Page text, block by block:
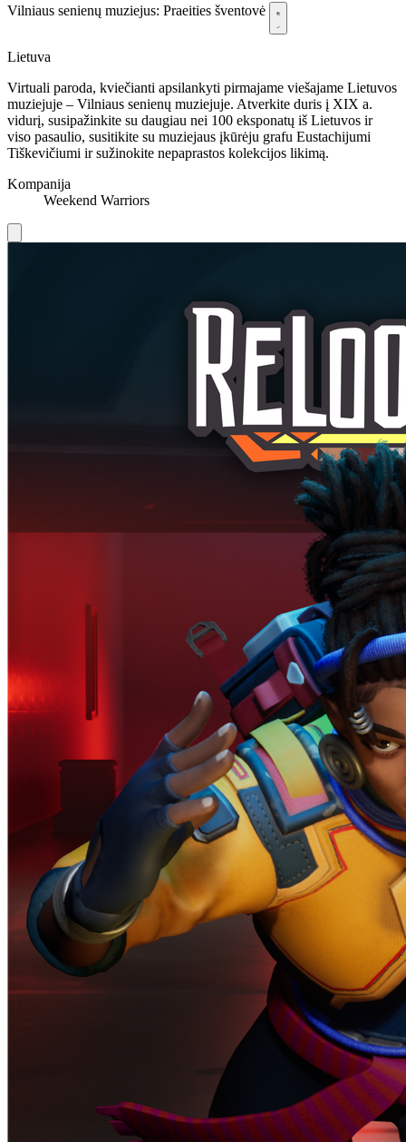
Vilniaus senienų muziejus: Praeities šventovė
Lietuva
Virtuali paroda, kviečianti apsilankyti pirmajame viešajame Lietuvos
muziejuje – Vilniaus senienų muziejuje. Atverkite duris į XIX a.
vidurį, susipažinkite su daugiau nei 100 eksponatų iš Lietuvos ir
viso pasaulio, susitikite su muziejaus įkūrėju grafu Eustachijumi
Tiškevičiumi ir sužinokite nepaprastos kolekcijos likimą.
Kompanija
Weekend Warriors